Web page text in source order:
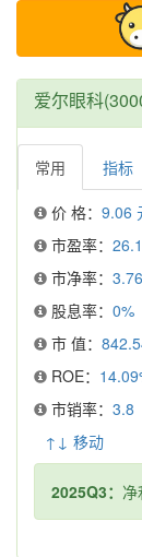
爱尔眼科
常用 指标
价 格： 9.06
市盈率：
市净率： 3.76
股息率： 0%
市 值：
ROE：
市销率： 3.8
↑↓ 移动
2025Q3：